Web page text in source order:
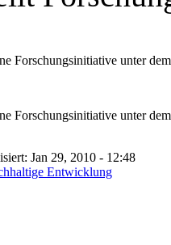
Forschungsinitiative unter
Forschungsinitiative unter
Jan 29, 2010 - 12:48
Entwicklung